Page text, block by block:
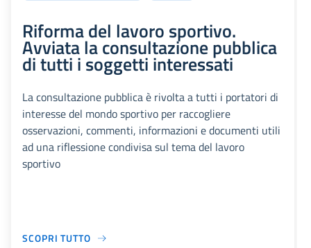
Riforma del lavoro sportivo.
Avviata la consultazione pubblica
di tutti i soggetti interessati
La consultazione pubblica è rivolta a tutti i portatori di
interesse del mondo sportivo per raccogliere
osservazioni, commenti, informazioni e documenti utili
ad una riflessione condivisa sul tema del lavoro
sportivo
SCOPRI TUTTO